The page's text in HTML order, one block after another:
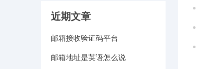
近期文章
邮箱接收验证码平台
邮箱地址是英语怎么说